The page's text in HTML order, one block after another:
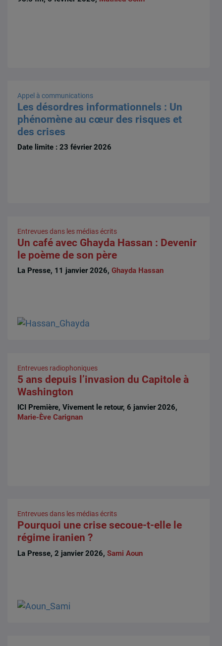
Appel à communications
Les désordres informationnels : Un
phénomène au cœur des risques et
des crises
Date limite : 23 février 2026
Entrevues dans les médias écrits
Un café avec Ghayda Hassan : Devenir
le poème de son père
La Presse, 11 janvier 2026,Ghayda Hassan
Entrevues radiophoniques
5 ans depuis l’invasion du Capitole à
Washington
ICI Première, Vivement le retour, 6 janvier 2026,
Marie-Ève Carignan
Entrevues dans les médias écrits
Pourquoi une crise secoue-t-elle le
régime iranien ?
La Presse, 2 janvier 2026,Sami Aoun